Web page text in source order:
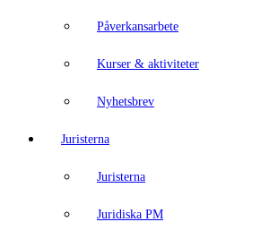
Påverkansarbete
Kurser & aktiviteter
Nyhetsbrev
Juristerna
Juristerna
Juridiska PM